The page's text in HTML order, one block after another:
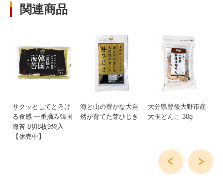
関連商品
サクッとしてとろけ
る食感 一番摘み韓国
海苔 8切8枚9袋入
【休売中】
海と山の豊かな大自
然が育てた芽ひじき
大分県豊後大野市産
大玉どんこ 30g